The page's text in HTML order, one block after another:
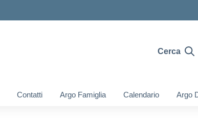
Cerca
Contatti Argo Famiglia Calendario Argo